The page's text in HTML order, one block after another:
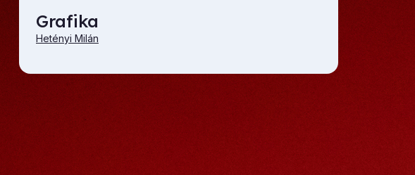
Grafika
Hetényi Milán